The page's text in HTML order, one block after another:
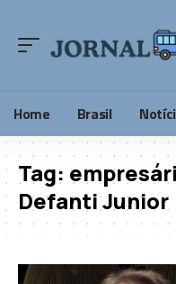
Home Brasil
Tag:
Defanti Junior